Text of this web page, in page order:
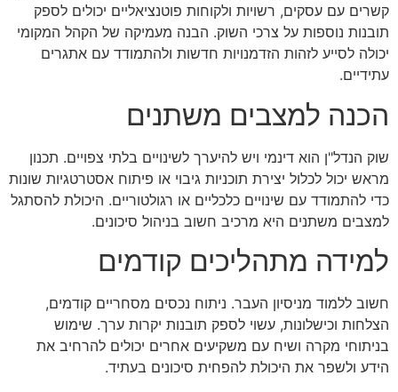
קשרים עם עסקים, רשויות ולקוחות פוטנציאליים יכולים לספק
תובנות נוספות על צרכי השוק. הבנה מעמיקה של הקהל המקומי
יכולה לסייע לזהות הזדמנויות חדשות ולהתמודד עם אתגרים
עתידיים.
הכנה למצבים משתנים
שוק הנדל"ן הוא דינמי ויש להיערך לשינויים בלתי צפויים. תכנון
מראש יכול לכלול יצירת תוכניות גיבוי או פיתוח אסטרטגיות שונות
כדי להתמודד עם שינויים כלכליים או רגולטוריים. היכולת להסתגל
למצבים משתנים היא מרכיב חשוב בניהול סיכונים.
למידה מתהליכים קודמים
חשוב ללמוד מניסיון העבר. ניתוח נכסים מסחריים קודמים,
הצלחות וכישלונות, עשוי לספק תובנות יקרות ערך. שימוש
בניתוחי מקרה ושיח עם משקיעים אחרים יכולים להרחיב את
הידע ולשפר את היכולת להפחית סיכונים בעתיד.